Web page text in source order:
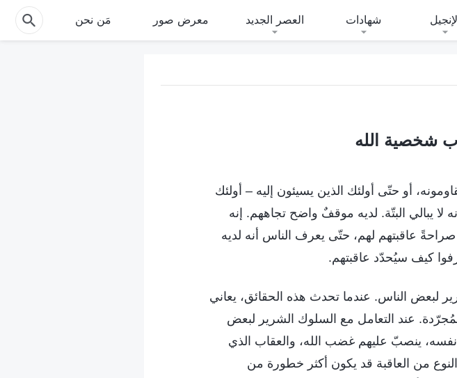
شهادات العصر الجديد معرض صور مَن نحن
أو حتّى أولئك الذين يسيئون إليه – أولئك
لا يبالي البتّة. لديه موقفٌ واضح تجاههم. إنه
عاقبتهم لهم، حتّى يعرف الناس أنه لديه
كيف سيُحدّد عاقبتهم.
لبعض الناس. عندما تحدث هذه الحقائق، يعاني
عند التعامل مع السلوك الشرير لبعض
ينصبّ عليهم غضب الله، والعقاب الذي
من العاقبة قد يكون أكثر خطورة من